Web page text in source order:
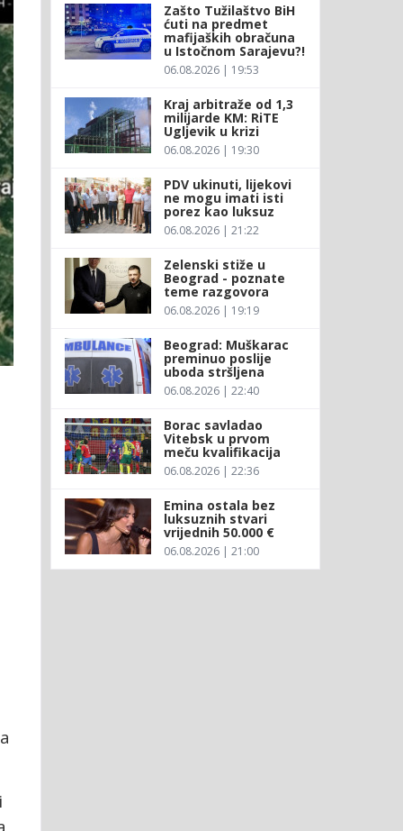
Zašto Tužilaštvo BiH
ćuti na predmet
mafijaških obračuna
u Istočnom Sarajevu?!
06.08.2026 | 19:53
Kraj arbitraže od 1,3
milijarde KM: RiTE
Ugljevik u krizi
06.08.2026 | 19:30
PDV ukinuti, lijekovi
ne mogu imati isti
porez kao luksuz
06.08.2026 | 21:22
Zelenski stiže u
Beograd - poznate
teme razgovora
06.08.2026 | 19:19
Beograd: Muškarac
preminuo poslije
uboda stršljena
06.08.2026 | 22:40
Borac savladao
Vitebsk u prvom
meču kvalifikacija
06.08.2026 | 22:36
Emina ostala bez
luksuznih stvari
vrijednih 50.000 €
06.08.2026 | 21:00